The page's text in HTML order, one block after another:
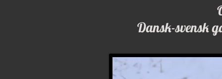
Dansk-svensk